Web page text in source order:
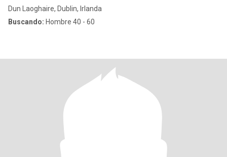
Dun Laoghaire, Dublin, Irlanda
Buscando: Hombre 40 - 60